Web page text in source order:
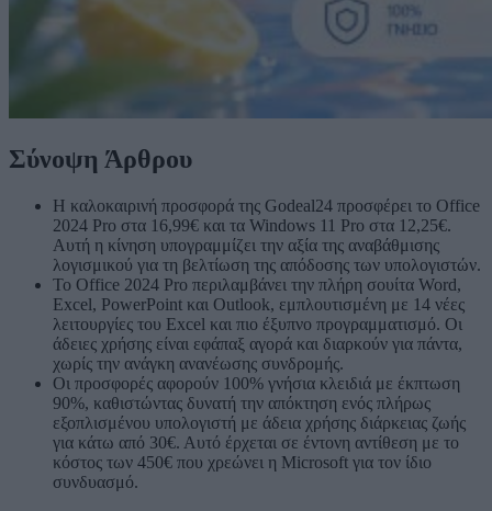
Σύνοψη Άρθρου
Η καλοκαιρινή προσφορά της Godeal24 προσφέρει το Office
2024 Pro στα 16,99€ και τα Windows 11 Pro στα 12,25€.
Αυτή η κίνηση υπογραμμίζει την αξία της αναβάθμισης
λογισμικού για τη βελτίωση της απόδοσης των υπολογιστών.
Το Office 2024 Pro περιλαμβάνει την πλήρη σουίτα Word,
Excel, PowerPoint και Outlook, εμπλουτισμένη με 14 νέες
λειτουργίες του Excel και πιο έξυπνο προγραμματισμό. Οι
άδειες χρήσης είναι εφάπαξ αγορά και διαρκούν για πάντα,
χωρίς την ανάγκη ανανέωσης συνδρομής.
Οι προσφορές αφορούν 100% γνήσια κλειδιά με έκπτωση
90%, καθιστώντας δυνατή την απόκτηση ενός πλήρως
εξοπλισμένου υπολογιστή με άδεια χρήσης διάρκειας ζωής
για κάτω από 30€. Αυτό έρχεται σε έντονη αντίθεση με το
κόστος των 450€ που χρεώνει η Microsoft για τον ίδιο
συνδυασμό.